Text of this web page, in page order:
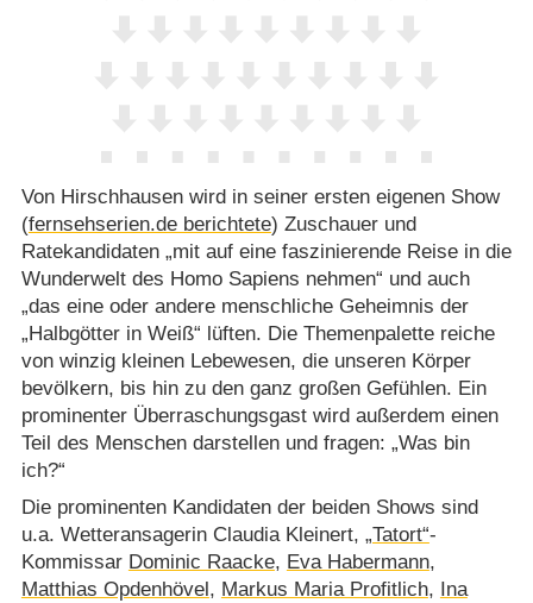
Von Hirschhausen wird in seiner ersten eigenen Show
(fernsehserien.de berichtete) Zuschauer und
Ratekandidaten „mit auf eine faszinierende Reise in die
Wunderwelt des Homo Sapiens nehmen“ und auch
„das eine oder andere menschliche Geheimnis der
„Halbgötter in Weiß“ lüften. Die Themenpalette reiche
von winzig kleinen Lebewesen, die unseren Körper
bevölkern, bis hin zu den ganz großen Gefühlen. Ein
prominenter Überraschungsgast wird außerdem einen
Teil des Menschen darstellen und fragen: „Was bin
ich?“
Die prominenten Kandidaten der beiden Shows sind
u.a. Wetteransagerin Claudia Kleinert, „Tatort“-
Kommissar Dominic Raacke, Eva Habermann,
Matthias Opdenhövel , Markus Maria Profitlich,
Ina